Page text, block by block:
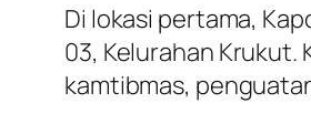
Di lokasi pertama,
03, Kelurahan Krukut.
kamtibmas,